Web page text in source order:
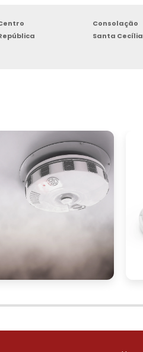
Consolação
Santa Cecília